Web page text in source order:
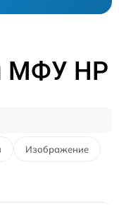
МФУ HP
Изображение